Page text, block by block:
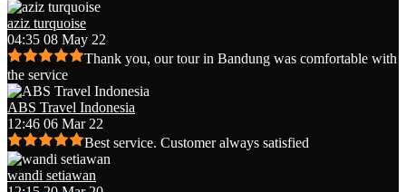
aziz turquoise
04:35 08 May 22
Thank you, our tour in Bandung was comfortable with
the service
ABS Travel Indonesia
12:46 06 Mar 22
Best service. Customer always satisfied
wandi setiawan